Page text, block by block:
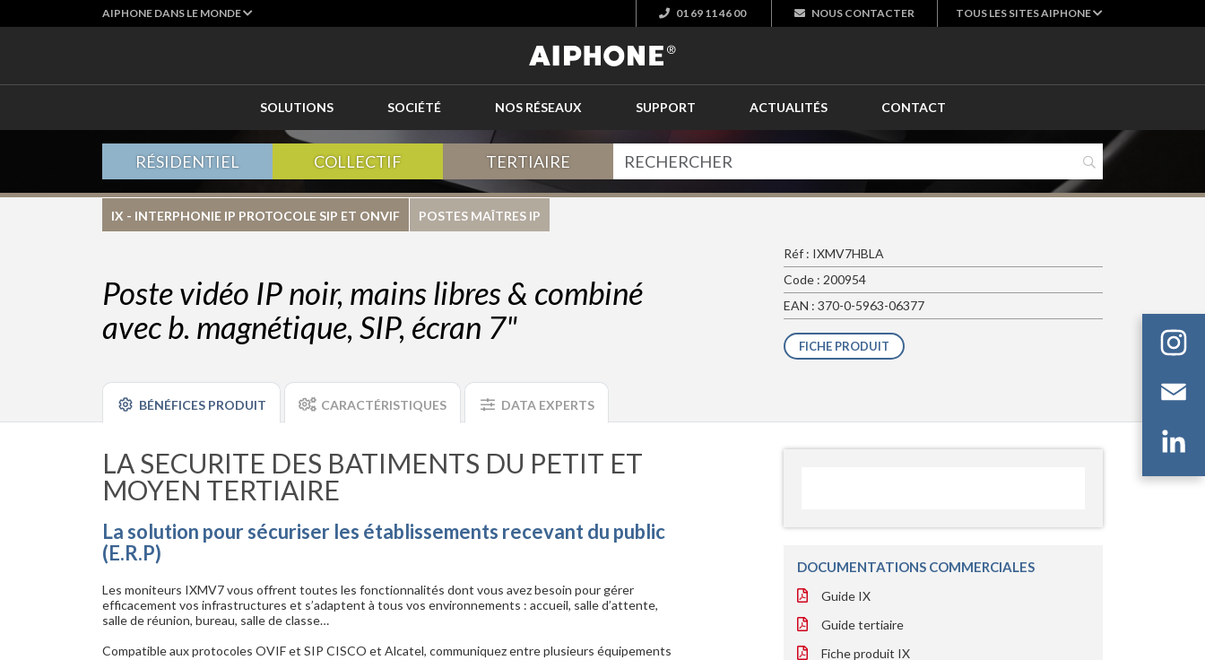
AIPHONE DANS LE MONDE 01 69 11 46 00 NOUS CONTACTER TOUS LES SITES AIPHONE
SOLUTIONS SOCIÉTÉ NOS RÉSEAUX SUPPORT ACTUALITÉS CONTACT
RÉSIDENTIEL COLLECTIF TERTIAIRE
IX - INTERPHONIE IP PROTOCOLE SIP ET ONVIF POSTES MAÎTRES IP
Poste vidéo IP noir, mains libres & combiné
avec b. magnétique, SIP, écran 7"
Réf : IXMV7HBLA
Code : 200954
EAN : 370-0-5963-06377
FICHE PRODUIT
BÉNÉFICES PRODUIT CARACTÉRISTIQUES DATA EXPERTS
LA SECURITE DES BATIMENTS DU PETIT ET
MOYEN TERTIAIRE
La solution pour sécuriser les établissements recevant du public
(E.R.P)
Les moniteurs IXMV7 vous offrent toutes les fonctionnalités dont vous avez besoin pour gérer
efficacement vos infrastructures et s’adaptent à tous vos environnements : accueil, salle d’attente,
salle de réunion, bureau, salle de classe…
Compatible aux protocoles OVIF et SIP CISCO et Alcatel, communiquez entre plusieurs équipements
DOCUMENTATIONS COMMERCIALES
Guide IX
Guide tertiaire
Fiche produit IX